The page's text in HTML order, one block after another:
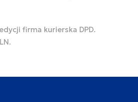
firma kurierska DPD.